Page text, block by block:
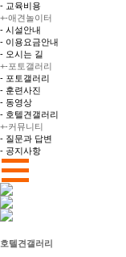
- 교육비용
+-애견놀이터
- 시설안내
- 이용요금안내
- 오시는 길
+-포토갤러리
- 포토갤러리
- 훈련사진
- 동영상
- 호텔견갤러리
+-커뮤니티
- 질문과 답변
- 공지사항
호텔견갤러리